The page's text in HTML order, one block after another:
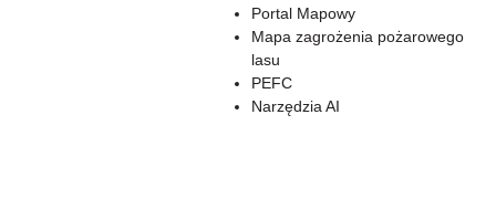
Portal Mapowy
Mapa zagrożenia pożarowego
lasu
PEFC
Narzędzia AI